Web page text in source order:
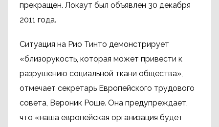
прекращен. Локаут был объявлен 30 декабря
2011 года.
Ситуация на Рио Тинто демонстрирует
«близорукость, которая может привести к
разрушению социальной ткани общества»,
отмечает секретарь Европейского трудового
совета, Вероник Роше. Она предупреждает,
что «наша европейская организация будет